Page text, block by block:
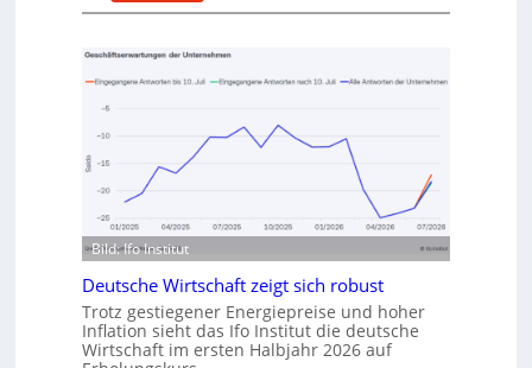
u
I
s
t
r
i
e
M
t
h
e
ü
r
n
a
c
h
Bild: Ifo Institut
Deutsche Wirtschaft zeigt sich robust
Trotz gestiegener Energiepreise und hoher
Inflation sieht das Ifo Institut die deutsche
Wirtschaft im ersten Halbjahr 2026 auf